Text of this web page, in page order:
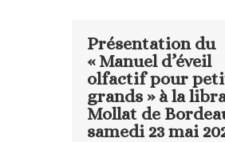
Présentation du
« Manuel d’éveil
olfactif pour
grands » à la
Mollat de
samedi 23 mai